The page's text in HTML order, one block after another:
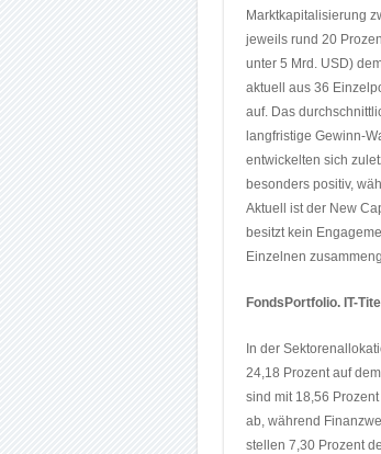
Marktkapitalisierung
jeweils rund 20
unter 5 Mrd. USD)
aktuell aus 36
auf. Das
langfristige Gewinn-
entwickelten sich
besonders positiv,
Aktuell ist der New
besitzt kein
Einzelnen
FondsPortfolio. IT-
In der
24,18 Prozent auf
sind mit 18,56
ab, während
stellen 7,30 Prozent